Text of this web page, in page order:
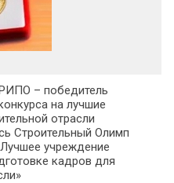
– победитель
на лучшие
отрасли
Строительный Олимп
учреждение
кадров для